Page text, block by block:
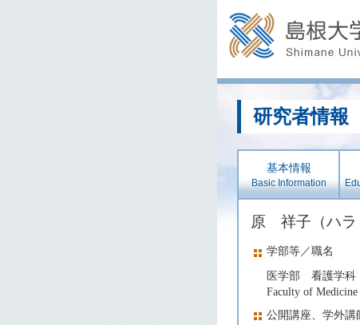
研究者情報
基本情報
Basic Information
原 祥子（ハ
学部等／職名
医学部 看護学
Faculty of
公開講座、学外講